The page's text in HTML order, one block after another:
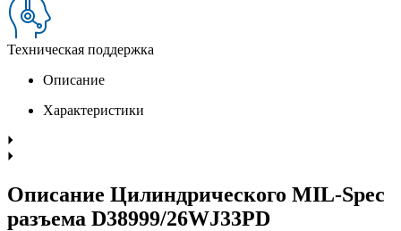
Техническая поддержка
Описание
Характеристики
Описание Цилиндрического MIL-Spec
разъема D38999/26WJ33PD